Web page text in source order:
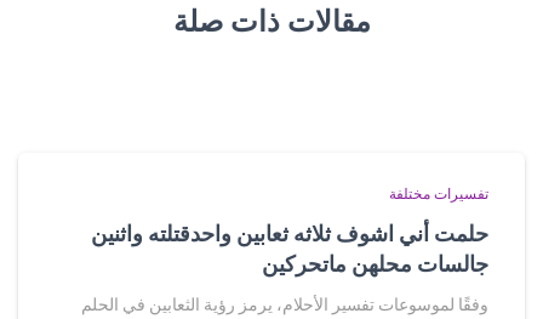
مقالات ذات صلة
تفسيرات مختلفة
حلمت أني اشوف ثلاثه ثعابين واحدقتلته واثنين
جالسات محلهن ماتحركين
وفقًا لموسوعات تفسير الأحلام، يرمز رؤية الثعابين في الحلم